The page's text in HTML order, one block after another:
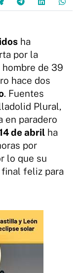
ha
por la
hombre de 39
hace dos
. Fuentes
Plural,
en paradero
de abril ha
por
lo que su
feliz para